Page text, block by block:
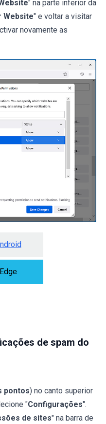
" na parte inferior da
Website" e voltar a visitar
novamente as
Edge
de spam do
pontos) no canto superior
"Configurações".
de sites" na barra de